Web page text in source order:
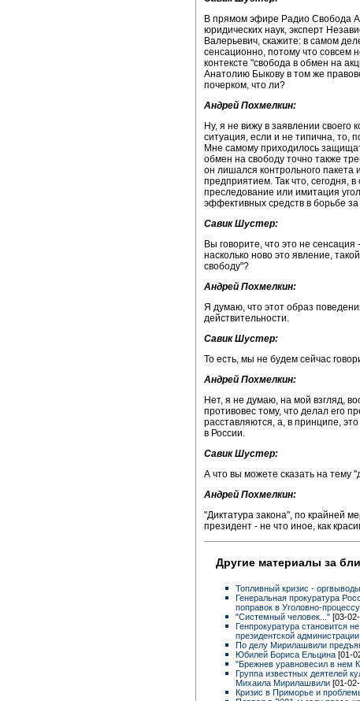
В прямом эфире Радио Свобода
юридических наук, эксперт
Валерьевич, скажите: в самом
сенсационно, потому что совсем
контексте "свобода в обмен на
Анатолию Быкову в том же
почерком, что ли?
Андрей Похмелкин:
Ну, я не вижу в заявлении своего
ситуация, если и не типична, то,
Мне самому приходилось
обмен на свободу точно также
он лишался контрольного пакета
предприятием. Так что, сегодня,
преследование или имитация
эффективных средств в борьбе за
Савик Шустер:
Вы говорите, что это не сенсация
насколько ново это явление,
свободу"?
Андрей Похмелкин:
Я думаю, что этот образ
действительности.
Савик Шустер:
То есть, мы не будем сейчас
Андрей Похмелкин:
Нет, я не думаю, на мой взгляд,
противовес тому, что делал его
расставляются, а, в принципе,
в России.
Савик Шустер:
А что вы можете сказать на тему
Андрей Похмелкин:
"Диктатура закона", по крайней
президент - не что иное, как
Другие материалы за
Топливный кризис -
Генеральная прокуратура
поправок в Уголовно-
"Системный человек..." [03-
Генпрокуратура становится
президентской администрации
По делу Мирилашвили
Юбилей Бориса Ельцина [01-
"Брежнев уравновесил в нем
Группа известных деятелей
Михаила Мирилашвили [01-
Кризис в Приморье и